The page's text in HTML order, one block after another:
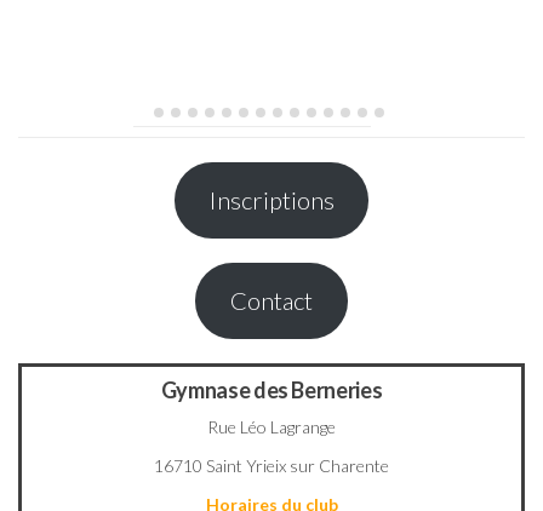
Inscriptions
Contact
Gymnase des Berneries
Rue Léo Lagrange
16710 Saint Yrieix sur Charente
Horaires du club